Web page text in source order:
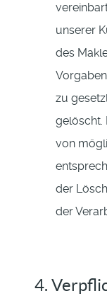
unserer
des
zu
gelöscht.
von
der
der
4.